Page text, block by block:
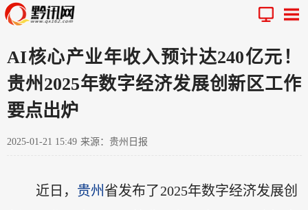
AI核心产业年收入预计达240亿元！
贵州2025年数字经济发展创新区工作
要点出炉
2025-01-21 15:49 来源：贵州日报
近日， 贵州 省发布了2025年数字经济发展创